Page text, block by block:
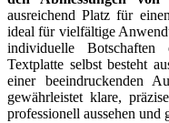
ausreichend Platz für
ideal für vielfältige
individuelle
Textplatte selbst besteht
einer beeindruckenden
gewährleistet klare,
professionell aussehen und